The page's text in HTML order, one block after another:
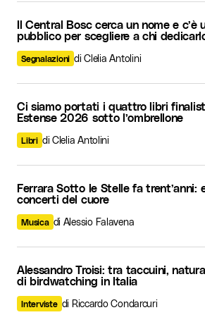
Il Central Bosc cerca un nome e c’è
pubblico per scegliere a chi
Segnalazioni di Clelia Antolini
Ci siamo portati i quattro libri
Estense 2026 sotto l’ombrellone
Libri di Clelia Antolini
Ferrara Sotto le Stelle fa trent’anni:
concerti del cuore
Musica di Alessio Falavena
Alessandro Troisi: tra taccuini,
di birdwatching in Italia
Interviste di Riccardo Condarcuri